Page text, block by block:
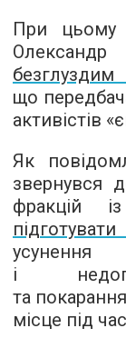
При цьому
що
активістів
Як
звернувся
фракцій
і
та
місце під